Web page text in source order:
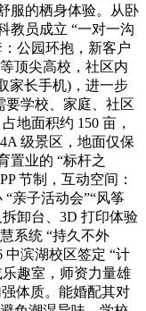
服的栖身体验。从卧
教员成立 “一对一沟
公园环抱，新客户
顶尖高校，社区内
家长手机)，进一步
要学校、家庭、社区
地面积约 150 亩，
级景区，地面仅保
置业的 “标杆之
节制，互动空间：
“亲子活动会”“风筝
卸台、3D 打印体验
系统 “持久不外
中滨湖校区签定 “计
趣室，师资力量雄
体质。能婚配其对